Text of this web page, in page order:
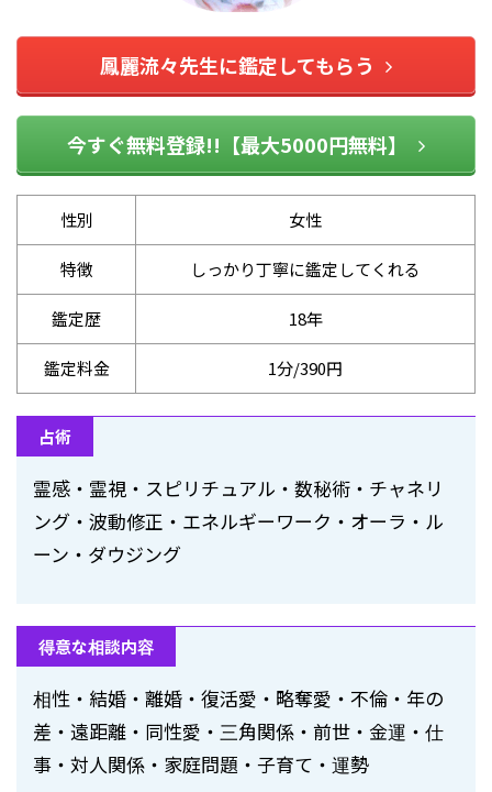
鳳麗流々先生に鑑定してもらう
今すぐ無料登録!!【最大5000円無料】
性別 女性
特徴 しっかり丁寧に鑑定してくれる
鑑定歴 18年
鑑定料金 1分/390円
占術
霊感・霊視・スピリチュアル・数秘術・チャネリ
ング・波動修正・エネルギーワーク・オーラ・ル
ーン・ダウジング
得意な相談内容
相性・結婚・離婚・復活愛・略奪愛・不倫・年の
差・遠距離・同性愛・三角関係・前世・金運・仕
事・対人関係・家庭問題・子育て・運勢